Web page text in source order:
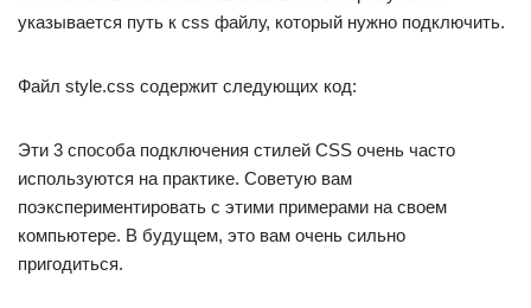
указывается путь к css файлу, который нужно подключить.
Файл style.css содержит следующих код:
Эти 3 способа подключения стилей CSS очень часто
используются на практике. Советую вам
поэкспериментировать с этими примерами на своем
компьютере. В будущем, это вам очень сильно
пригодиться.